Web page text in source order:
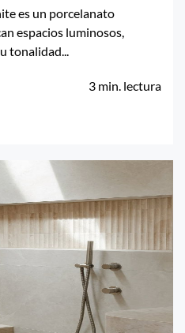
es un porcelanato
espacios luminosos,
tonalidad...
3 min. lectura